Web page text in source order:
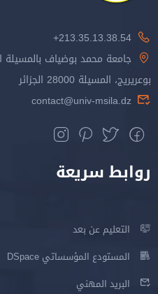
213.35.13.38.54+
جامعة محمد بوضياف
بوعريريج، المسيلة 28000 الجزائر
contact@univ-msila.dz
روابط سريعة
التعليم عن بعد
المستودع المؤسساتي DSpace
البريد المهني